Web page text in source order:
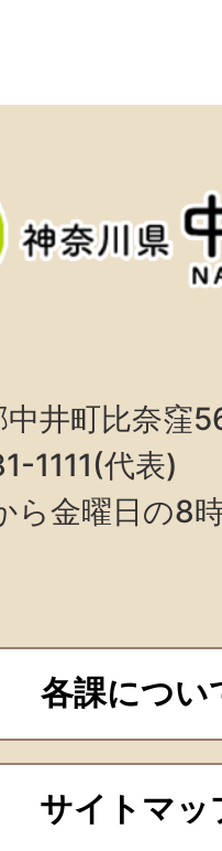
井町比奈窪
1111(代表)
ら金曜日の8
各課につい
サイトマッ